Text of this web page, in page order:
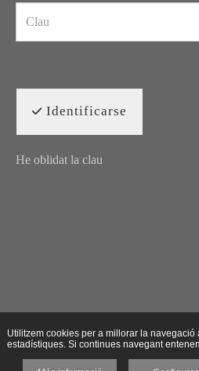
Identificarse
He oblidat la clau
Utilitzem cookies per a millorar la navegació
estadístiques. Si continues navegant